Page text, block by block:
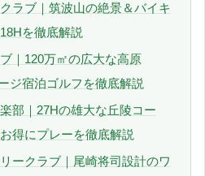
ラブ｜筑波山の絶景＆バイキ
を徹底解説
｜120万㎡の広大な高原
ジ宿泊ゴルフを徹底解説
部｜27Hの雄大な丘陵コー
得にプレーを徹底解説
ークラブ｜尾崎将司設計のワ